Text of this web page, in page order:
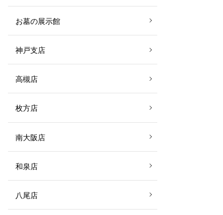
お墓の展示館
神戸支店
高槻店
枚方店
南大阪店
和泉店
八尾店